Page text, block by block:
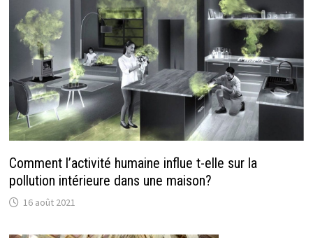
Comment l’activité humaine influe t-elle sur la
pollution intérieure dans une maison?
16 août 2021